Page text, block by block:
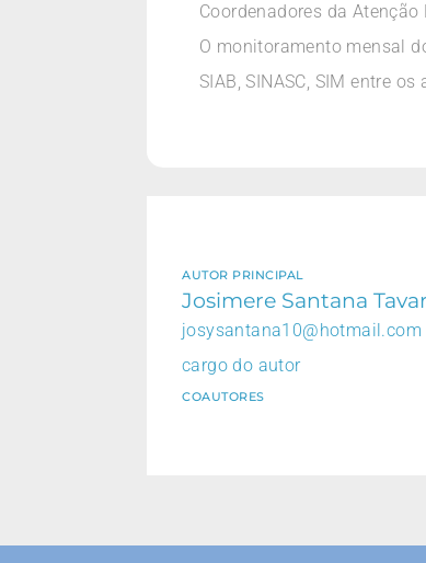
Coordenadores da
O monitoramento mensal
SIAB, SINASC, SIM entre
AUTOR PRINCIPAL
Josimere Santana
josysantana10@hotmail.com
cargo do autor
COAUTORES